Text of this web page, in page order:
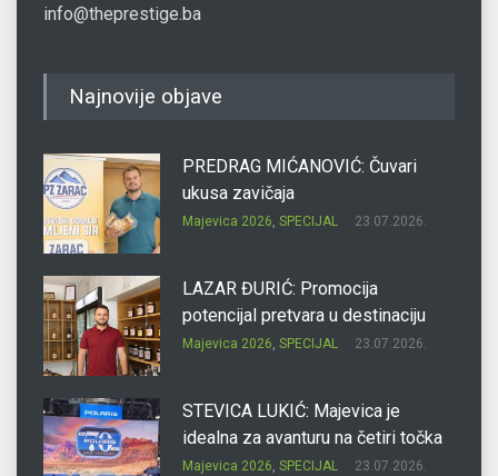
info@theprestige.ba
Najnovije objave
PREDRAG MIĆANOVIĆ: Čuvari
ukusa zavičaja
Majevica 2026, SPECIJAL 23.07.2026.
LAZAR ĐURIĆ: Promocija
potencijal pretvara u destinaciju
Majevica 2026, SPECIJAL 23.07.2026.
STEVICA LUKIĆ: Majevica je
idealna za avanturu na četiri točka
Majevica 2026, SPECIJAL 23.07.2026.